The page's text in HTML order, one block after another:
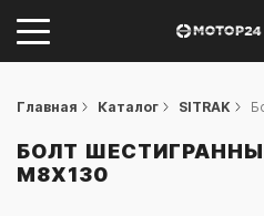
Главная Каталог SITRAK
БОЛТ
M8X130